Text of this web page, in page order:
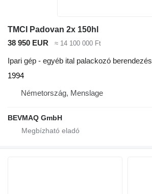
TMCI Padovan 2x 150hl
38 950 EUR
≈ 14 100 000 Ft
Ipari gép - egyéb ital palackozó berendezés
1994
Németország, Menslage
BEVMAQ GmbH